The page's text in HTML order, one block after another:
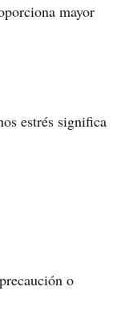
mayor
estrés significa
o